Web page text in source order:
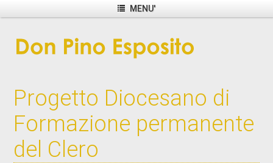
MENU'
Progetto Diocesano di
Formazione permanente
del Clero